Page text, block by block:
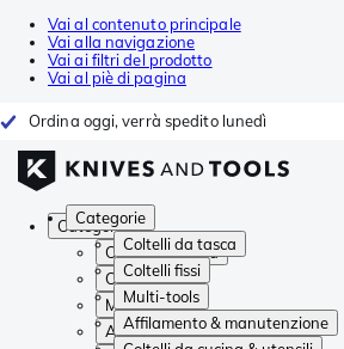
Vai al contenuto principale
Vai alla navigazione
Vai ai filtri del prodotto
Vai al piè di pagina
Ordina oggi, verrà spedito lunedì
Categorie
Coltelli da tasca
Coltelli fissi
Multi-tools
Affilamento & manutenzione
Categorie
Coltelli da tasca
Coltelli fissi
Multi-tools
Affilamento & manutenzione